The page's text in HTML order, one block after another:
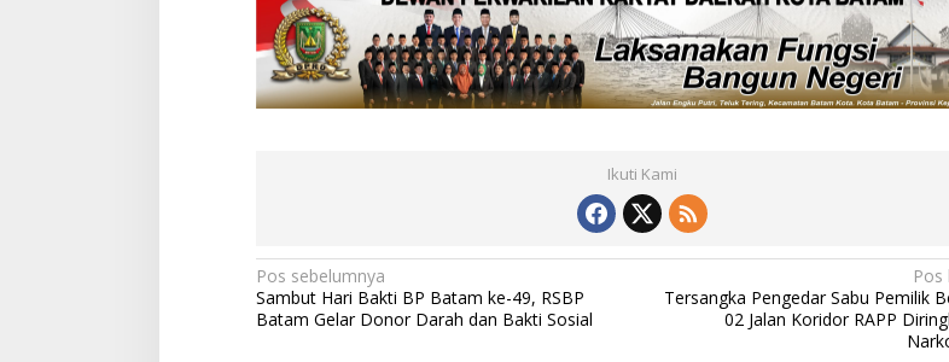
o
l
K
n
C
O
Ikuti Kami
N
a
Pos sebelumnya
Sambut Hari Bakti BP Batam ke-49, RSBP
Batam Gelar Donor Darah dan Bakti Sosial
Pos
Tersangka Pengedar Sabu Pemilik
02 Jalan Koridor RAPP